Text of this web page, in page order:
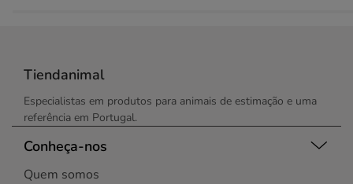
Tiendanimal
Especialistas em produtos para animais de estimação e uma
referência em Portugal.
Conheça-nos
Quem somos